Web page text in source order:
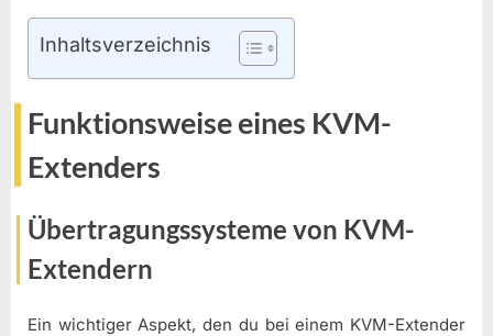
Inhaltsverzeichnis
Funktionsweise eines KVM-
Extenders
Übertragungssysteme von KVM-
Extendern
Ein wichtiger Aspekt, den du bei einem KVM-Extender